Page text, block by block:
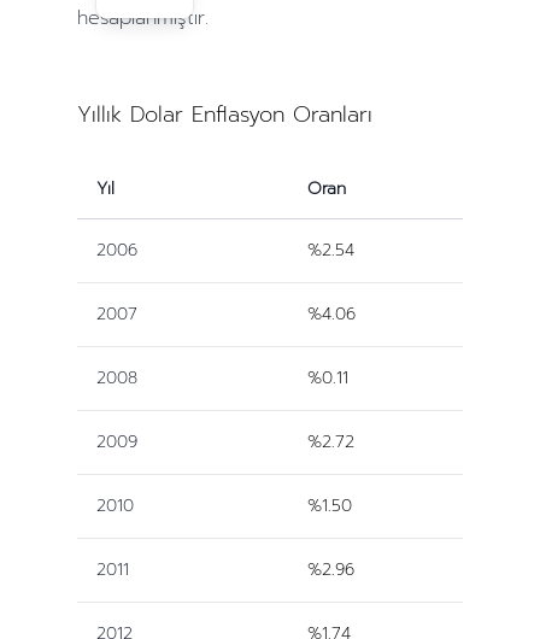
hesaplanmıştır.
Yıllık Dolar Enflasyon Oranları
Yıl Oran
2006 %2.54
2007 %4.06
2008 %0.11
2009 %2.72
2010 %1.50
2011 %2.96
2012 %1.74